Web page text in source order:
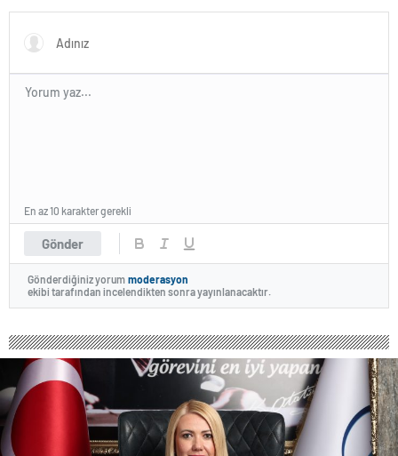
Gönder
En az 10 karakter gerekli
Gönderdiğiniz yorum moderasyon
ekibi tarafından incelendikten sonra yayınlanacaktır.